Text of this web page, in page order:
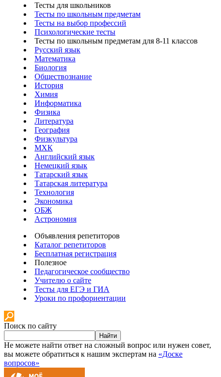
Тесты для школьников
Тесты по школьным предметам
Тесты на выбор профессий
Психологические тесты
Тесты по школьным предметам для 8-11 классов
Русский язык
Математика
Биология
Обществознание
История
Химия
Информатика
Физика
Литература
География
Физкультура
МХК
Английский язык
Немецкий язык
Татарский язык
Татарская литература
Технология
Экономика
ОБЖ
Астрономия
Объявления репетиторов
Каталог репетиторов
Бесплатная регистрация
Полезное
Педагогическое сообщество
Учителю о сайте
Тесты для ЕГЭ и ГИА
Уроки по профориентации
Поиск по сайту
Найти
Не можете найти ответ на сложный вопрос или нужен совет,
вы можете обратиться к нашим экспертам на «Доске
вопросов»